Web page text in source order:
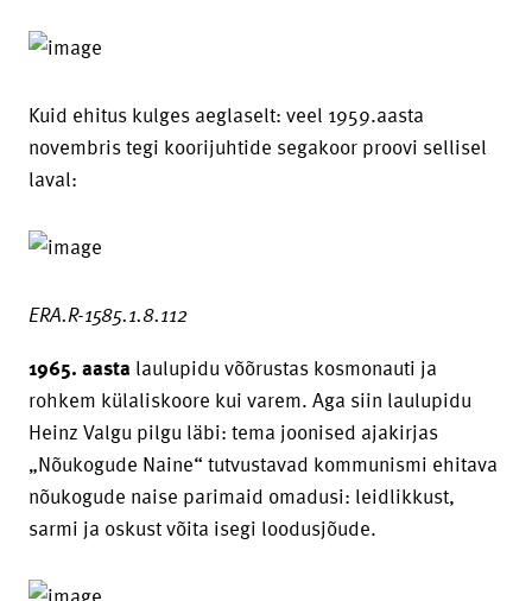
Kuid ehitus kulges aeglaselt: veel 1959.aasta
novembris tegi koorijuhtide segakoor proovi sellisel
laval:
ERA.R-1585.1.8.112
1965. aasta laulupidu võõrustas kosmonauti ja
rohkem külaliskoore kui varem. Aga siin laulupidu
Heinz Valgu pilgu läbi: tema joonised ajakirjas
„Nõukogude Naine“ tutvustavad kommunismi ehitava
nõukogude naise parimaid omadusi: leidlikkust,
sarmi ja oskust võita isegi loodusjõude.